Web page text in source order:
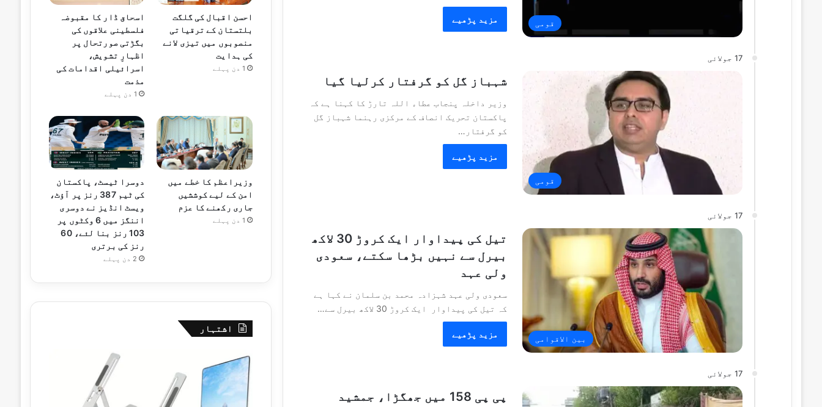
قومی مزید پڑھیے
17 جولائی
قومی
شہباز گل کو گرفتار کرلیا گیا
وزیر داخلہ پنجاب عطاء اللہ تارڑ کا کہنا ہے کہ
پاکستان تحریک انصاف کے مرکزی رہنما شہباز گل
کو گرفتار…
مزید پڑھیے
17 جولائی
بین الاقوامی
تیل کی پیداوار ایک کروڑ 30 لاکھ
بیرل سے نہیں بڑھا سکتے، سعودی
ولی عہد
سعودی ولی عہد شہزادہ محمد بن سلمان نے کہا ہے
کہ تیل کی پیداوار ایک کروڑ 30 لاکھ بیرل سے…
مزید پڑھیے
17 جولائی
پی پی 158 میں جھگڑا، جمشید
احسن اقبال کی گلگت
بلتستان کے ترقیاتی
منصوبوں میں تیزی لانے
کی ہدایت
1 دن پہلے
اسحاق ڈار کا مقبوضہ
فلسطینی علاقوں کی
بگڑتی صورتحال پر
اظہارِ تشویش،
اسرائیلی اقدامات کی
مذمت
1 دن پہلے
وزیراعظم کا خطے میں
امن کے لیے کوششیں
جاری رکھنے کا عزم
1 دن پہلے
دوسرا ٹیسٹ، پاکستان
کی ٹیم 387 رنز پر آؤٹ،
ویسٹ انڈیز نے دوسری
اننگز میں 6 وکٹوں پر
103 رنز بنا لئے، 60
رنز کی برتری
2 دن پہلے
اشتہار